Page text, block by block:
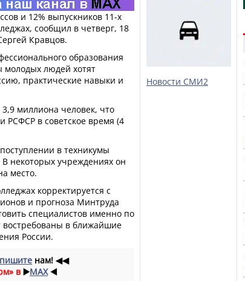
и 12% выпускников 11-х
сообщил в четверг, 18
Кравцов.
образования
молодых людей хотят
практические навыки и
миллиона человек, что
РСФСР в советское время (4
в техникумы
В некоторых учреждениях он
место.
корректируется с
и прогноза Минтруда
специалистов именно по
востребованы в ближайшие
России.
нам! ◀◀
в ▶️MAX ◀️
Новости СМИ2